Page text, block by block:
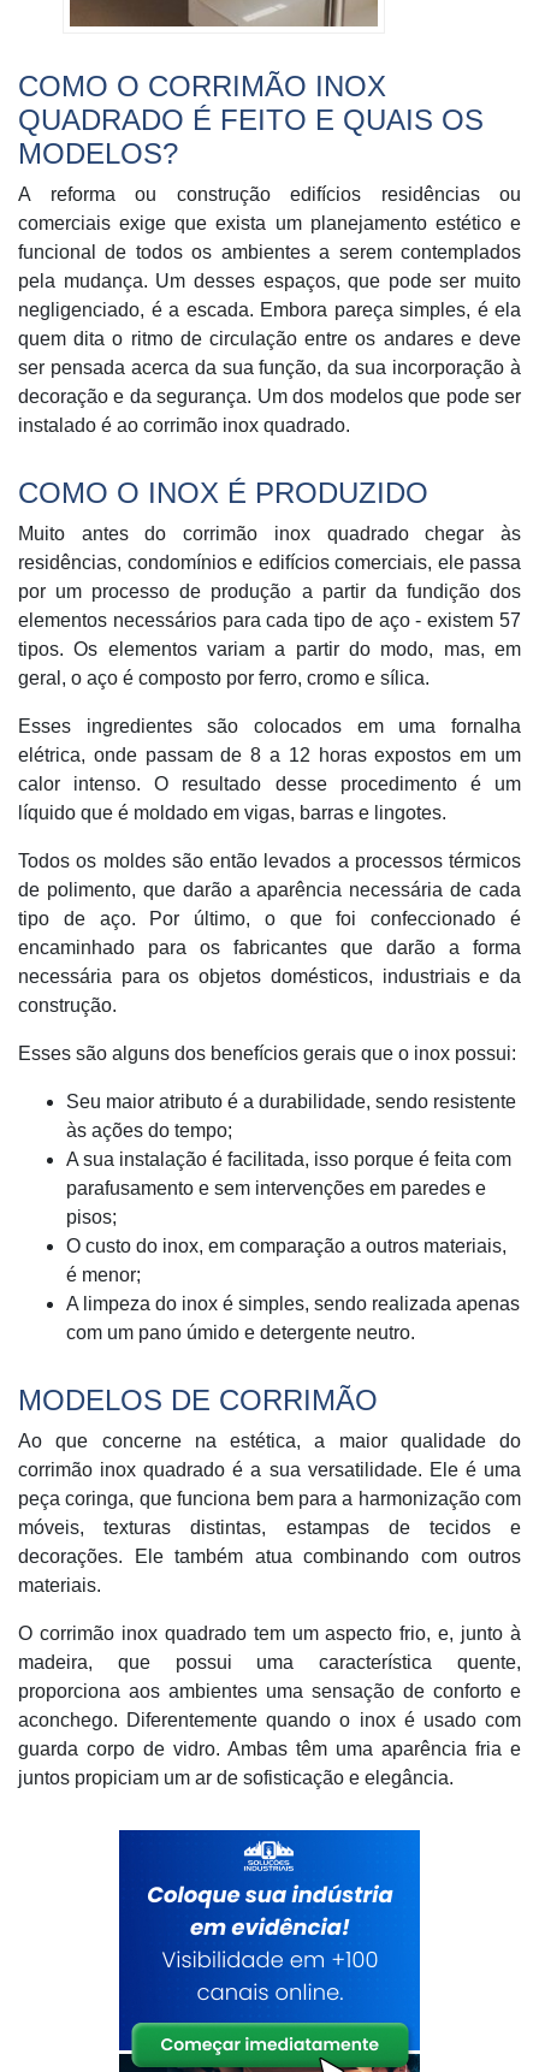
COMO O CORRIMÃO INOX
QUADRADO É FEITO E QUAIS OS
MODELOS?
A reforma ou construção edifícios residências ou
comerciais exige que exista um planejamento estético e
funcional de todos os ambientes a serem contemplados
pela mudança. Um desses espaços, que pode ser muito
negligenciado, é a escada. Embora pareça simples, é ela
quem dita o ritmo de circulação entre os andares e deve
ser pensada acerca da sua função, da sua incorporação à
decoração e da segurança. Um dos modelos que pode ser
instalado é ao corrimão inox quadrado.
COMO O INOX É PRODUZIDO
Muito antes do corrimão inox quadrado chegar às
residências, condomínios e edifícios comerciais, ele passa
por um processo de produção a partir da fundição dos
elementos necessários para cada tipo de aço - existem 57
tipos. Os elementos variam a partir do modo, mas, em
geral, o aço é composto por ferro, cromo e sílica.
Esses ingredientes são colocados em uma fornalha
elétrica, onde passam de 8 a 12 horas expostos em um
calor intenso. O resultado desse procedimento é um
líquido que é moldado em vigas, barras e lingotes.
Todos os moldes são então levados a processos térmicos
de polimento, que darão a aparência necessária de cada
tipo de aço. Por último, o que foi confeccionado é
encaminhado para os fabricantes que darão a forma
necessária para os objetos domésticos, industriais e da
construção.
Esses são alguns dos benefícios gerais que o inox possui:
Seu maior atributo é a durabilidade, sendo resistente
às ações do tempo;
A sua instalação é facilitada, isso porque é feita com
parafusamento e sem intervenções em paredes e
pisos;
O custo do inox, em comparação a outros materiais,
é menor;
A limpeza do inox é simples, sendo realizada apenas
com um pano úmido e detergente neutro.
MODELOS DE CORRIMÃO
Ao que concerne na estética, a maior qualidade do
corrimão inox quadrado é a sua versatilidade. Ele é uma
peça coringa, que funciona bem para a harmonização com
móveis, texturas distintas, estampas de tecidos e
decorações. Ele também atua combinando com outros
materiais.
O corrimão inox quadrado tem um aspecto frio, e, junto à
madeira, que possui uma característica quente,
proporciona aos ambientes uma sensação de conforto e
aconchego. Diferentemente quando o inox é usado com
guarda corpo de vidro. Ambas têm uma aparência fria e
juntos propiciam um ar de sofisticação e elegância.